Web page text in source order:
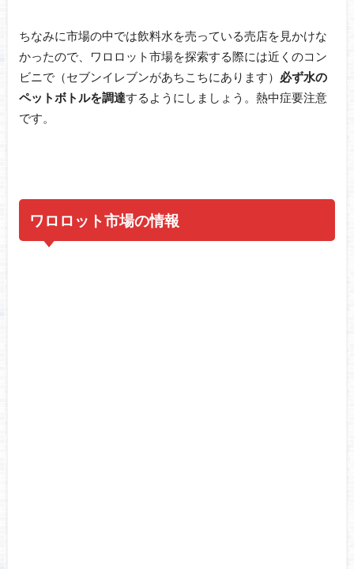
ちなみに市場の中では飲料水を売っている売店を見かけな
かったので、ワロロット市場を探索する際には近くのコン
ビニで（セブンイレブンがあちこちにあります） 必ず水の
ペットボトルを調達するようにしましょう。熱中症要注意
です。
ワロロット市場の情報